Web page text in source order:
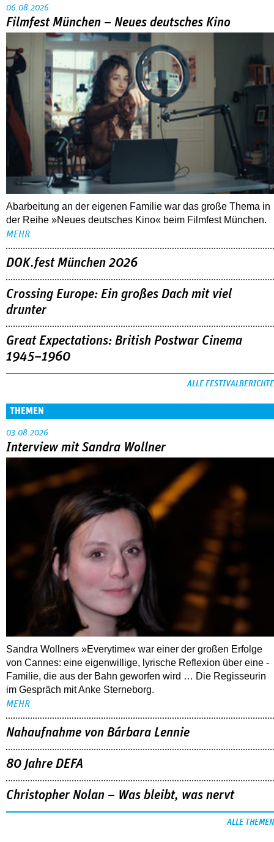
06.08.2026
Filmfest München – Neues deutsches Kino
Abarbeitung an der eigenen Familie war das große Thema in
der Reihe »Neues deutsches Kino« beim Filmfest München.
MEHR
DOK.fest München 2026
Crossing Europe: Ein großes Dach mit viel
drunter
Great Expectations: British Postwar Cinema
1945–1960
ALLE FESTIVALBERICHTE
THEMEN
03.08.2026
Interview mit Sandra Wollner
Sandra Wollners »Everytime« war einer der großen Erfolge
von Cannes: eine eigenwillige, lyrische Reflexion über eine ­
Familie, die aus der Bahn geworfen wird … Die Regisseurin
im Gespräch mit Anke Sterneborg.
MEHR
Nahaufnahme von Bárbara Lennie
80 Jahre DEFA
Christopher Nolan – Was bleibt, was nervt
ALLE THEMEN